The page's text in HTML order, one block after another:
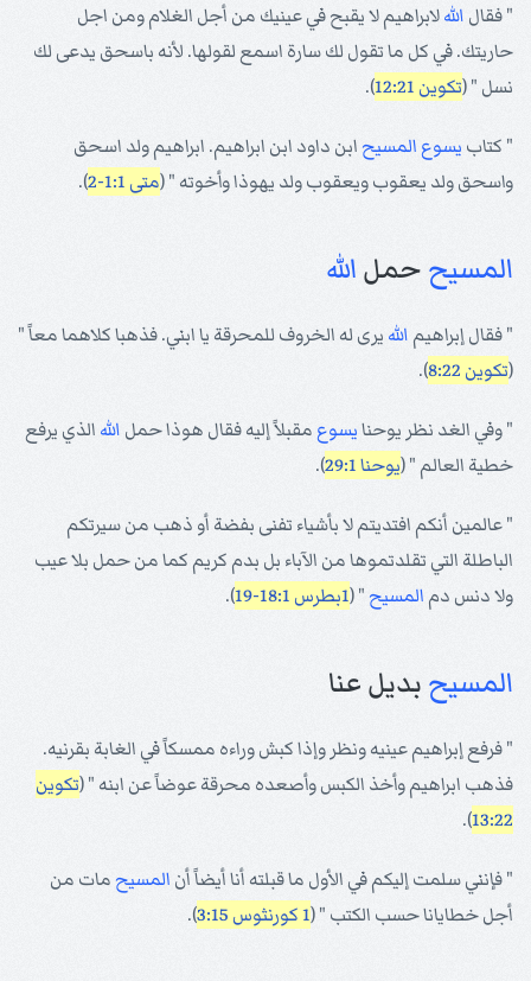
" فقال اللهلابراهيم لا يقبح في عينيك من أجل الغلام ومن اجل
حاريتك. في كل ما تقول لك سارة اسمع لقولها. لأنه باسحق يدعى لك
نسل " (تكوين 12:21 ).
" كتاب يسوع المسيح ابن داود ابن ابراهيم. ابراهيم ولد اسحق
واسحق ولد يعقوب ويعقوب ولد يهوذا وأخوته " (متى 1:1-2 ).
المسيححملالله
" فقال إبراهيم الله يرى له الخروف للمحرقة يا ابني. فذهبا كلاهما معاً "
(تكوين 8:22 ).
" وفي الغد نظر يوحنايسوع مقبلاً إليه فقال هوذا حمل الله الذي يرفع
خطية العالم " (يوحنا 29:1 ).
" عالمين أنكم افتديتم لا بأشياء تفنى بفضة أو ذهب من سيرتكم
الباطلة التي تقلدتموها من الآباء بل بدم كريم كما من حمل بلا عيب
ولا دنس دم المسيح " (1بطرس 18:1-19 ).
المسيحبديل عنا
" فرفع إبراهيم عينيه ونظر وإذا كبش وراءه ممسكاً في الغابة بقرنيه.
فذهب ابراهيم وأخذ الكبس وأصعده محرقة عوضاً عن ابنه " (تكوين
13:22
).
" فإنني سلمت إليكم في الأول ما قبلته أنا أيضاً أن المسيحمات من
أجل خطايانا حسب الكتب " (1 كورنثوس 3:15 ).